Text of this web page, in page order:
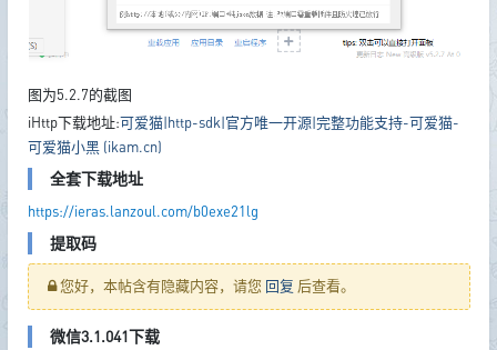
图为5.2.7的截图
iHttp下载地址:可爱猫|http-sdk|官方唯一开源|完整功能支持-可爱猫-
可爱猫小黑 (ikam.cn)
全套下载地址
https://ieras.lanzoul.com/b0exe21lg
提取码
您好，本帖含有隐藏内容，请您 回复 后查看。
微信3.1.041下载